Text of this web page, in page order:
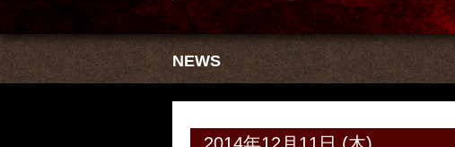
NEWS